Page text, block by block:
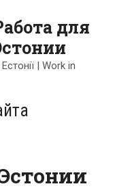
для
| Work in